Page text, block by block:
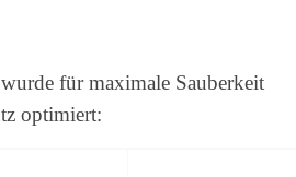
für maximale Sauberkeit
optimiert: